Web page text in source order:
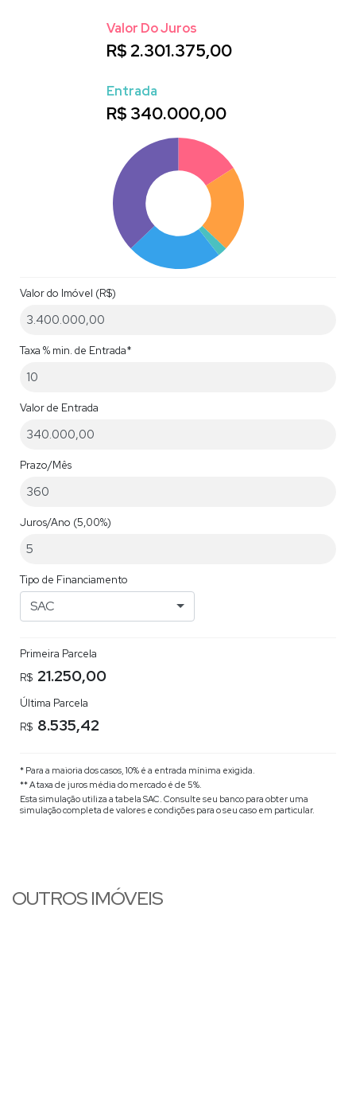
Valor Do Juros
R$2.301.375,00
Entrada
R$ 340.000,00
Valor do Imóvel (R$)
Taxa % min. de Entrada*
Valor de Entrada
Prazo/Mês
Juros/Ano (5,00%)
Tipo de Financiamento
SAC
Primeira Parcela
R$ 21.250,00
Última Parcela
R$ 8.535,42
* Para a maioria dos casos, 10% é a entrada mínima exigida.
** A taxa de juros média do mercado é de 5%.
Esta simulação utiliza a tabela SAC. Consulte seu banco para obter uma
simulação completa de valores e condições para o seu caso em particular.
OUTROS IMÓVEIS